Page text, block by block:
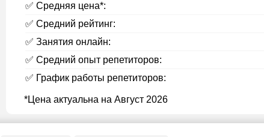
✅ Средняя цена*:
✅ Средний рейтинг:
✅ Занятия онлайн:
✅ Средний опыт репетиторов:
✅ График работы репетиторов:
*Цена актуальна на Август 2026